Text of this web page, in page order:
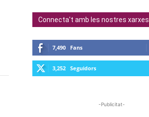
Connecta't amb les nostres xarxes
7,490 Fans
3,252 Seguidors
-Publicitat-